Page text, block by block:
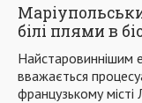
білі плями в
Найстаровиннішим
вважається
французькому місті